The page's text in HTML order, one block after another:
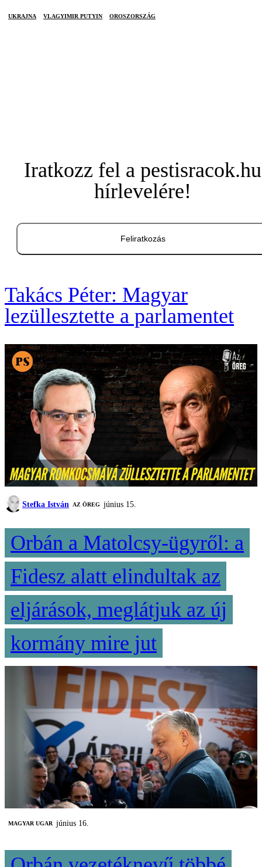
UKRAJNA VLAGYIMIR PUTYIN OROSZORSZÁG
Iratkozz fel a pestisracok.hu
hírlevelére!
Feliratkozás
Takács Péter: Magyar
lezüllesztette a parlamentet
Stefka István AZ ÖREG június 15.
Orbán a Matolcsy-ügyről: a
Fidesz alatt elindultak az
eljárások, meglátjuk az új
kormány mire jut
MAGYAR UGAR június 16.